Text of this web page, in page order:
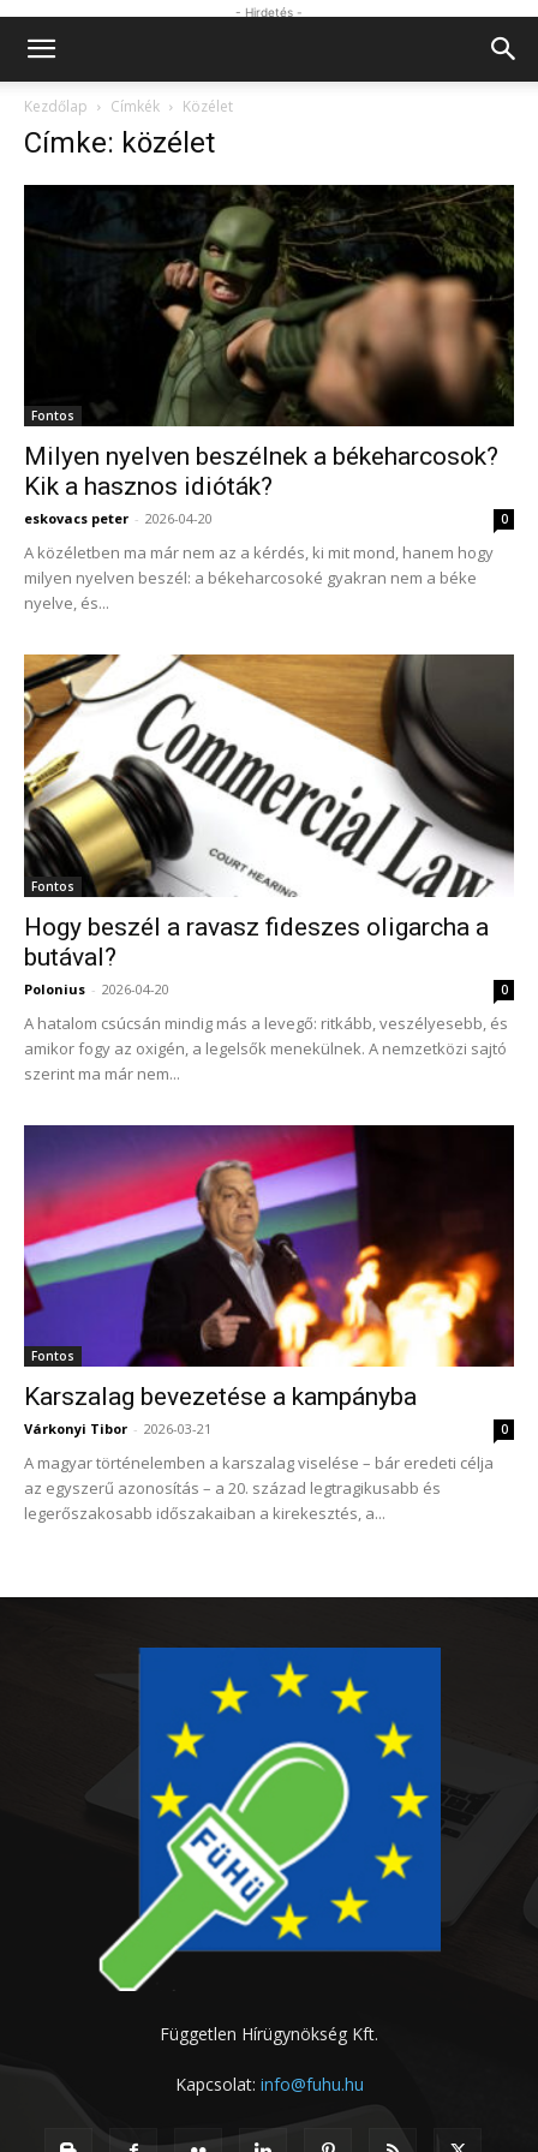
- Hirdetés -
Kezdőlap Címkék Közélet
Címke: közélet
Fontos
Milyen nyelven beszélnek a békeharcosok?
Kik a hasznos idióták?
eskovacs peter - 2026-04-20 0
A közéletben ma már nem az a kérdés, ki mit mond, hanem hogy
milyen nyelven beszél: a békeharcosoké gyakran nem a béke
nyelve, és...
Fontos
Hogy beszél a ravasz fideszes oligarcha a
butával?
Polonius - 2026-04-20 0
A hatalom csúcsán mindig más a levegő: ritkább, veszélyesebb, és
amikor fogy az oxigén, a legelsők menekülnek. A nemzetközi sajtó
szerint ma már nem...
Fontos
Karszalag bevezetése a kampányba
Várkonyi Tibor - 2026-03-21 0
A magyar történelemben a karszalag viselése – bár eredeti célja
az egyszerű azonosítás – a 20. század legtragikusabb és
legerőszakosabb időszakaiban a kirekesztés, a...
Független Hírügynökség Kft.
Kapcsolat: info@fuhu.hu